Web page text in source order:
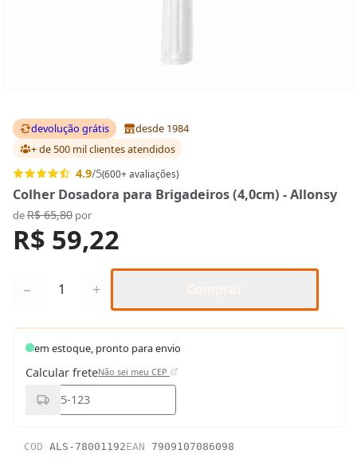
devolução grátis
desde 1984
+ de 500 mil clientesatendidos
4.9/5(600+ avaliações)
Colher Dosadora para Brigadeiros (4,0cm) - Allonsy
deR$ 65,80por
R$ 59,22
− +
em estoque, pronto para envio
Calcular freteNão sei meu CEP
COD ALS-78001192EAN 7909107086098